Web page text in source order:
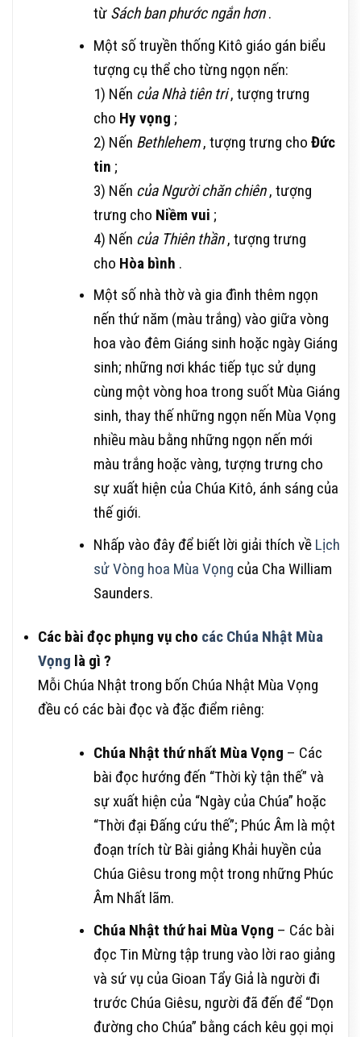
từ Sách ban phước ngắn hơn.
Một số truyền thống Kitô giáo gán biểu
tượng cụ thể cho từng ngọn nến:
1) Nến của Nhà tiên tri, tượng trưng
cho Hy vọng ;
2) Nến Bethlehem, tượng trưng cho Đức
tin ;
3) Nến của Người chăn chiên, tượng
trưng cho Niềm vui ;
4) Nến của Thiên thần, tượng trưng
cho Hòa bình .
Một số nhà thờ và gia đình thêm ngọn
nến thứ năm (màu trắng) vào giữa vòng
hoa vào đêm Giáng sinh hoặc ngày Giáng
sinh; những nơi khác tiếp tục sử dụng
cùng một vòng hoa trong suốt Mùa Giáng
sinh, thay thế những ngọn nến Mùa Vọng
nhiều màu bằng những ngọn nến mới
màu trắng hoặc vàng, tượng trưng cho
sự xuất hiện của Chúa Kitô, ánh sáng của
thế giới.
Nhấp vào đây để biết lời giải thích về Lịch
sử Vòng hoa Mùa Vọng của Cha William
Saunders.
Các bài đọc phụng vụ cho các Chúa Nhật Mùa
Vọng là gì ?
Mỗi Chúa Nhật trong bốn Chúa Nhật Mùa Vọng
đều có các bài đọc và đặc điểm riêng:
Chúa Nhật thứ nhất Mùa Vọng – Các
bài đọc hướng đến “Thời kỳ tận thế” và
sự xuất hiện của “Ngày của Chúa” hoặc
“Thời đại Đấng cứu thế”; Phúc Âm là một
đoạn trích từ Bài giảng Khải huyền của
Chúa Giêsu trong một trong những Phúc
Âm Nhất lãm.
Chúa Nhật thứ hai Mùa Vọng – Các bài
đọc Tin Mừng tập trung vào lời rao giảng
và sứ vụ của Gioan Tẩy Giả là người đi
trước Chúa Giêsu, người đã đến để “Dọn
đường cho Chúa” bằng cách kêu gọi mọi